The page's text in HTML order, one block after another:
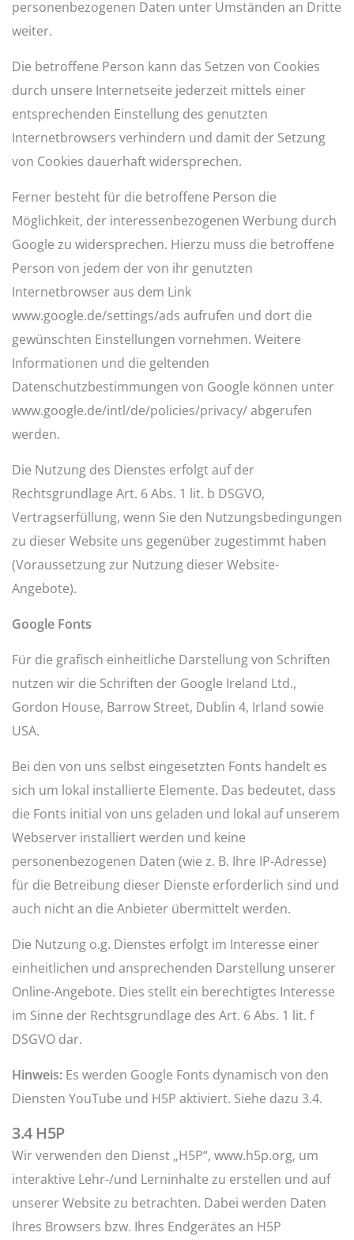
personenbezogenen Daten unter Umständen an Dritte
weiter.
Die betroffene Person kann das Setzen von Cookies
durch unsere Internetseite jederzeit mittels einer
entsprechenden Einstellung des genutzten
Internetbrowsers verhindern und damit der Setzung
von Cookies dauerhaft widersprechen.
Ferner besteht für die betroffene Person die
Möglichkeit, der interessenbezogenen Werbung durch
Google zu widersprechen. Hierzu muss die betroffene
Person von jedem der von ihr genutzten
Internetbrowser aus dem Link
www.google.de/settings/ads aufrufen und dort die
gewünschten Einstellungen vornehmen. Weitere
Informationen und die geltenden
Datenschutzbestimmungen von Google können unter
www.google.de/intl/de/policies/privacy/ abgerufen
werden.
Die Nutzung des Dienstes erfolgt auf der
Rechtsgrundlage Art. 6 Abs. 1 lit. b DSGVO,
Vertragserfüllung, wenn Sie den Nutzungsbedingungen
zu dieser Website uns gegenüber zugestimmt haben
(Voraussetzung zur Nutzung dieser Website-
Angebote).
Google Fonts
Für die grafisch einheitliche Darstellung von Schriften
nutzen wir die Schriften der Google Ireland Ltd.,
Gordon House, Barrow Street, Dublin 4, Irland sowie
USA.
Bei den von uns selbst eingesetzten Fonts handelt es
sich um lokal installierte Elemente. Das bedeutet, dass
die Fonts initial von uns geladen und lokal auf unserem
Webserver installiert werden und keine
personenbezogenen Daten (wie z. B. Ihre IP-Adresse)
für die Betreibung dieser Dienste erforderlich sind und
auch nicht an die Anbieter übermittelt werden.
Die Nutzung o.g. Dienstes erfolgt im Interesse einer
einheitlichen und ansprechenden Darstellung unserer
Online-Angebote. Dies stellt ein berechtigtes Interesse
im Sinne der Rechtsgrundlage des Art. 6 Abs. 1 lit. f
DSGVO dar.
Hinweis: Es werden Google Fonts dynamisch von den
Diensten YouTube und H5P aktiviert. Siehe dazu 3.4.
3.4 H5P
Wir verwenden den Dienst „H5P“, www.h5p.org, um
interaktive Lehr-/und Lerninhalte zu erstellen und auf
unserer Website zu betrachten. Dabei werden Daten
Ihres Browsers bzw. Ihres Endgerätes an H5P